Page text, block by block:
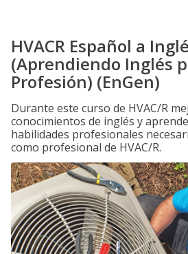
HVACR Español a
(Aprendiendo Inglés
Profesión) (EnGen)
Durante este curso de HVAC/R
conocimientos de inglés y
habilidades profesionales
como profesional de HVAC/R.